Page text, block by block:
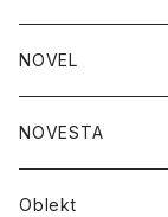
ジャケット
バッグ
グッズ
ウォレット
靴
トップス
ジャケット
ボトム
コート
ジャケット
アクセサリー
バッグ
ブレスレット
グッズ
靴
トップス
帽子
NOVEL
トップス
カットソー
ボトム
NOVESTA
Oblekt